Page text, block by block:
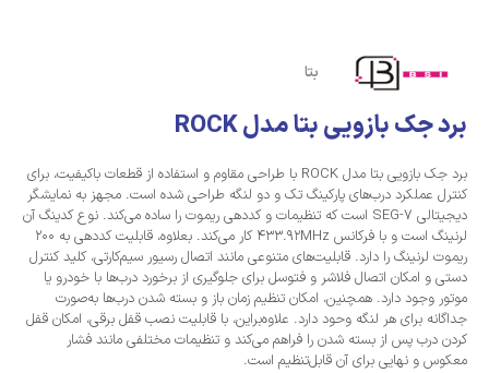
بتا
برد جک بازویی بتا مدل ROCK
برد جک بازویی بتا مدل ROCK با طراحی مقاوم و استفاده از قطعات باکیفیت، برای
کنترل عملکرد درب‌های پارکینگ تک و دو لنگه طراحی شده است. مجهز به نمایشگر
دیجیتالی 7-SEG است که تنظیمات و کددهی ریموت را ساده می‌کند. نوع کدینگ آن
لرنینگ است و با فرکانس 433.92MHz کار می‌کند. بعلاوه، قابلیت کددهی به 200
ریموت لرنینگ را دارد. قابلیت‌های متنوعی مانند اتصال رسیور سیم‌کارتی، کلید کنترل
دستی و امکان اتصال فلاشر و فتوسل برای جلوگیری از برخورد درب‌ها با خودرو یا
موتور وجود دارد. همچنین، امکان تنظیم زمان باز و بسته شدن درب‌ها به‌صورت
جداگانه برای هر لنگه وحود دارد. علاوه‌براین، با قابلیت نصب قفل برقی، امکان قفل
کردن درب پس از بسته شدن را فراهم می‌کند و تنظیمات مختلفی مانند فشار
معکوس و نهایی برای آن قابل‌تنظیم است.